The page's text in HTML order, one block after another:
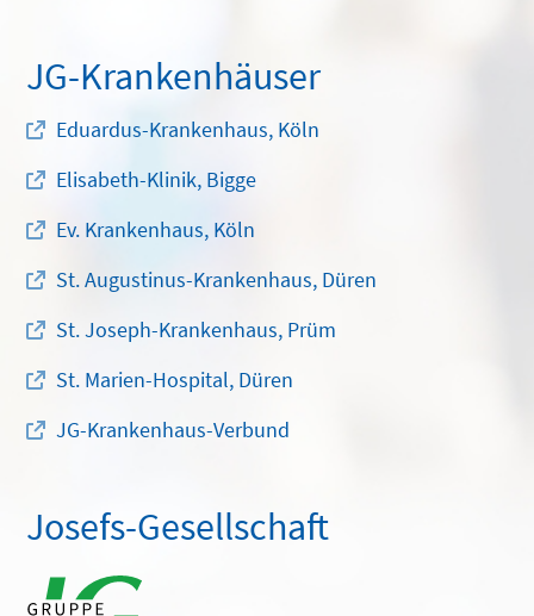
JG-Krankenhäuser
Eduardus-Krankenhaus, Köln
Elisabeth-Klinik, Bigge
Ev. Krankenhaus, Köln
St. Augustinus-Krankenhaus, Düren
St. Joseph-Krankenhaus, Prüm
St. Marien-Hospital, Düren
JG-Krankenhaus-Verbund
Josefs-Gesellschaft